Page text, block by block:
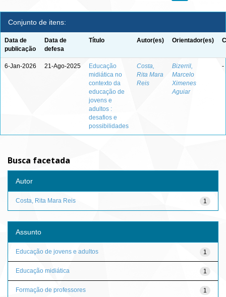
Conjunto de itens:
Data de
publicação
Data de
defesa
Título Autor(es) Orientador(es)
6-Jan-2026 21-Ago-2025
Educação
midiática no
contexto da
educação de
jovens e
adultos :
desafios e
possibilidades
Costa,
Rita Mara
Reis
Bizerril,
Marcelo
Ximenes
Aguiar
-
Busca facetada
Autor
1
Costa, Rita Mara Reis
Assunto
1
Educação de jovens e adultos
1
Educação midiática
1
Formação de professores